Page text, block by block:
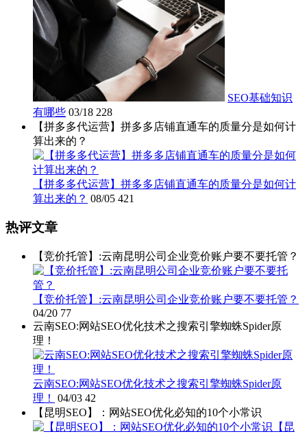
SEO基础知识
有哪些 03/18 228
【拼多多代运营】拼多多店铺直通车的质量分是如何计
算出来的？
【拼多多代运营】拼多多店铺直通车的质量分是如何计
算出来的？ 08/05 421
热评文章
【竞价托管】:云南昆明公司企业竞价账户要不要托管？
【竞价托管】:云南昆明公司企业竞价账户要不要托管？
04/20 77
云南SEO:网站SEO优化技术之搜索引擎蜘蛛Spider原
理！
云南SEO:网站SEO优化技术之搜索引擎蜘蛛Spider原
理！
04/03 42
【昆明SEO】：网站SEO优化必知的10个小常识
【昆